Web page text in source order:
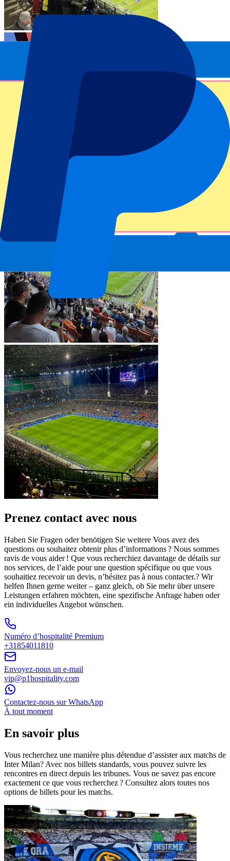
Prenez contact avec nous
Haben Sie Fragen oder benötigen Sie weitere Vous avez des
questions ou souhaitez obtenir plus d’informations ? Nous sommes
ravis de vous aider ! Que vous recherchiez davantage de détails sur
nos services, de l’aide pour une question spécifique ou que vous
souhaitiez recevoir un devis, n’hésitez pas à nous contacter.? Wir
helfen Ihnen gerne weiter – ganz gleich, ob Sie mehr über unsere
Leistungen erfahren möchten, eine spezifische Anfrage haben oder
ein individuelles Angebot wünschen.
Numéro d’hospitalité Premium
+31854011810
Envoyez-nous un e-mail
vip@p1hospitality.com
Contactez-nous sur WhatsApp
À tout moment
En savoir plus
Vous recherchez une manière plus détendue d’assister aux matchs de
Inter Milan? Avec nos billets standards, vous pouvez suivre les
rencontres en direct depuis les tribunes. Vous ne savez pas encore
exactement ce que vous recherchez ? Consultez alors toutes nos
options de billets pour les matchs.